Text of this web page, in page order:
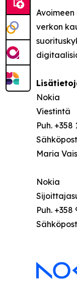
verkon
Nokia
Viestintä
Puh.
Maria
Nokia
Puh. +358